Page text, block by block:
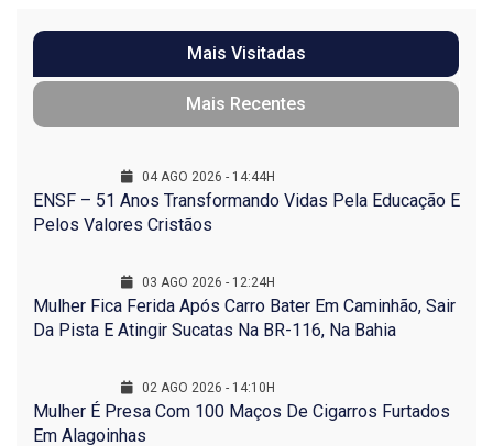
Mais Visitadas
Mais Recentes
04 AGO 2026 - 14:44H
ENSF – 51 Anos Transformando Vidas Pela Educação E
Pelos Valores Cristãos
03 AGO 2026 - 12:24H
Mulher Fica Ferida Após Carro Bater Em Caminhão, Sair
Da Pista E Atingir Sucatas Na BR-116, Na Bahia
02 AGO 2026 - 14:10H
Mulher É Presa Com 100 Maços De Cigarros Furtados
Em Alagoinhas